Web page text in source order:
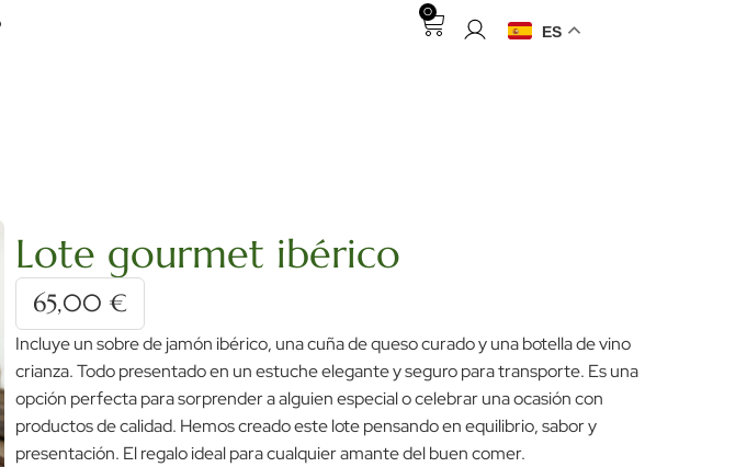
0
ES
Lote gourmet ibérico
65,00 €
Incluye un sobre de jamón ibérico, una cuña de queso curado y una botella de vino
crianza. Todo presentado en un estuche elegante y seguro para transporte. Es una
opción perfecta para sorprender a alguien especial o celebrar una ocasión con
productos de calidad. Hemos creado este lote pensando en equilibrio, sabor y
presentación. El regalo ideal para cualquier amante del buen comer.